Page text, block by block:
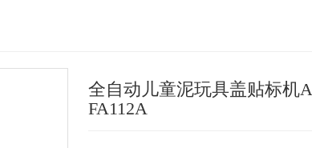
全自动儿童泥玩具盖贴标机
FA112A